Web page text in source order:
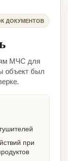
ДОКУМЕНТОВ
МЧС для
объект был
при